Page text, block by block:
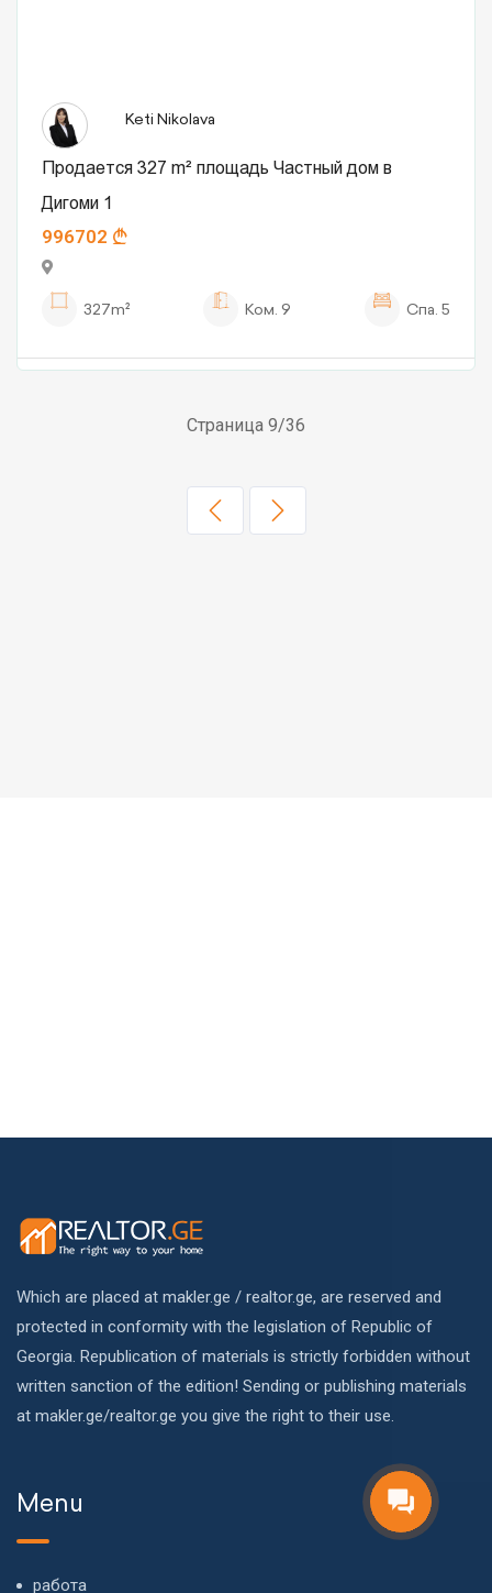
Keti Nikolava
Продается 327 m² площадь Частный дом в
Дигоми 1
996702
327m² Ком. 9 Спа. 5
Страница 9/36
Which are placed at makler.ge / realtor.ge, are reserved and
protected in conformity with the legislation of Republic of
Georgia. Republication of materials is strictly forbidden without
written sanction of the edition! Sending or publishing materials
at makler.ge/realtor.ge you give the right to their use.
Menu
работа